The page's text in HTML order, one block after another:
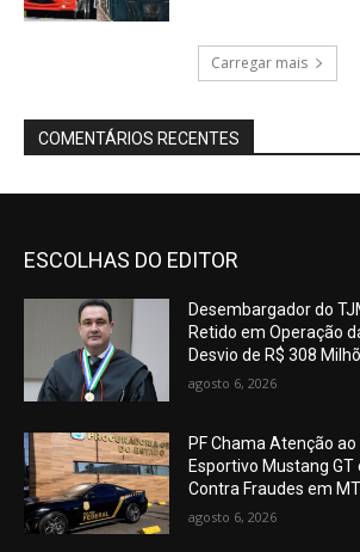
Carregar mais
COMENTÁRIOS RECENTES
ESCOLHAS DO EDITOR
Desembargador do
Retido em Operação
Desvio de R$ 308
agosto 6, 2026
PF Chama Atenção ao
Esportivo Mustang GT
Contra Fraudes em MT
agosto 6, 2026